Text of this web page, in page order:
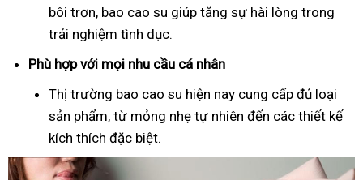
bôi trơn, bao cao su giúp tăng sự hài lòng trong
trải nghiệm tình dục.
Phù hợp với mọi nhu cầu cá nhân
Thị trường bao cao su hiện nay cung cấp đủ loại
sản phẩm, từ mỏng nhẹ tự nhiên đến các thiết kế
kích thích đặc biệt.